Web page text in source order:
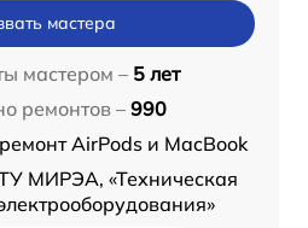
мастера
мастером – 5 лет
ремонтов – 990
ремонт AirPods и MacBook
МИРЭА, «Техническая